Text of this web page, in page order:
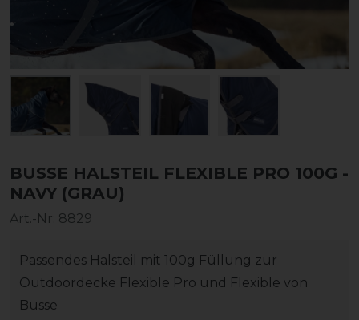
BUSSE HALSTEIL FLEXIBLE PRO 100G -
NAVY (GRAU)
Art.-Nr: 8829
Passendes Halsteil mit 100g Füllung zur
Outdoordecke Flexible Pro und Flexible von
Busse